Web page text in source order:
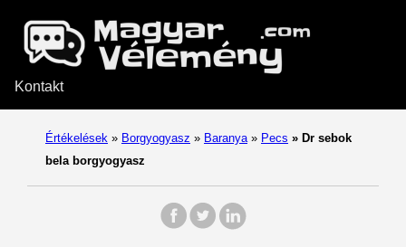
Kontakt
Értékelések » Borgyogyasz » Baranya » Pecs » Dr sebok
bela borgyogyasz